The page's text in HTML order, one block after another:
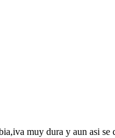
muy dura y aun asi